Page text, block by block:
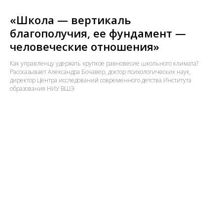
«Школа — вертикаль
благополучия, ее фундамент —
человеческие отношения»
Как управленцу удержать хрупкое равновесие школьного климата?
Рассказывает Александра Бочавер, доктор психологических наук,
директор Центра исследований современного детства Института
образования НИУ ВШЭ